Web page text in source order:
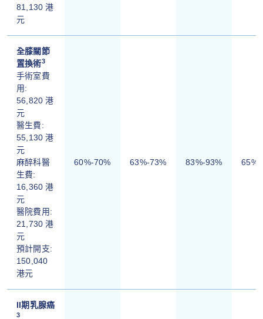
81,130 港
元
全膝關節
置換術3
手術室費
用:
56,820 港
元
醫生費:
55,130 港
元
麻醉科醫
生費:
16,360 港
元
醫院費用:
21,730 港
元
預計開支:
150,040
港元
60%-70% 63%-73% 83%-93% 65%-
II期乳腺癌
3